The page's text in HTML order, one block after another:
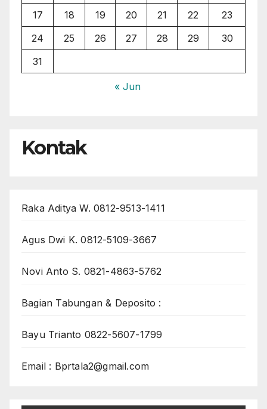
17
18 19 20 21 22
23
24
25 26 27 28 29
30
31
« Jun
Kontak
Raka Aditya W. 0812-9513-1411
Agus Dwi K. 0812-5109-3667
Novi Anto S. 0821-4863-5762
Bagian Tabungan & Deposito :
Bayu Trianto 0822-5607-1799
Email : Bprtala2@gmail.com